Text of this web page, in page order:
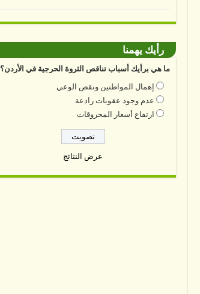
رأيك يهمنا
ما هي برأيك أسباب تناقص الثروة الحرجية في الأردن؟
إهمال المواطنين ونقص الوعي
عدم وجود عقوبات رادعة
ارتفاع أسعار المحروقات
عرض النتائج